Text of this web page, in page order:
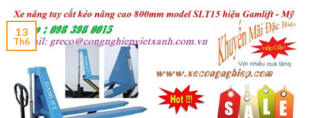
13
Th6